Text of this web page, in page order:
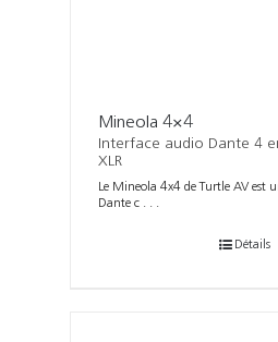
Mineola 4×4
Interface audio Dante 4
XLR
Le Mineola 4x4 de Turtle AV est
Dante c . . .
Détails